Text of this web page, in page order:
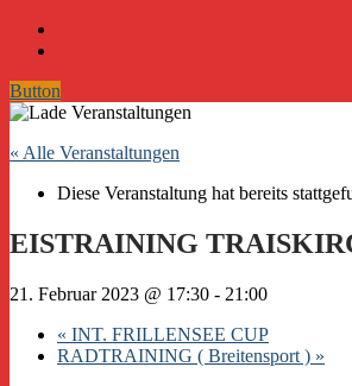
Button
« Alle Veranstaltungen
Diese Veranstaltung hat bereits
EISTRAINING
21. Februar 2023 @ 17:30 - 21:00
« INT. FRILLENSEE CUP
RADTRAINING ( Breitensport ) »